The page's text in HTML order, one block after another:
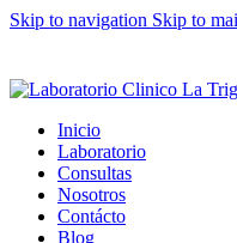
Skip to navigation Skip to
Inicio
Laboratorio
Consultas
Nosotros
Contácto
Blog